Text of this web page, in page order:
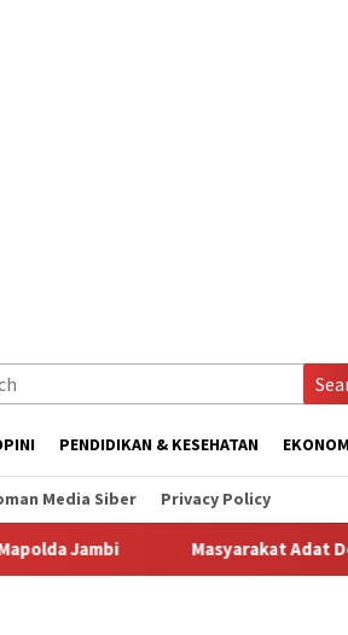
PENDIDIKAN & KESEHATAN
Media Siber Privacy Policy
Adat Desa Lermatang Menanti